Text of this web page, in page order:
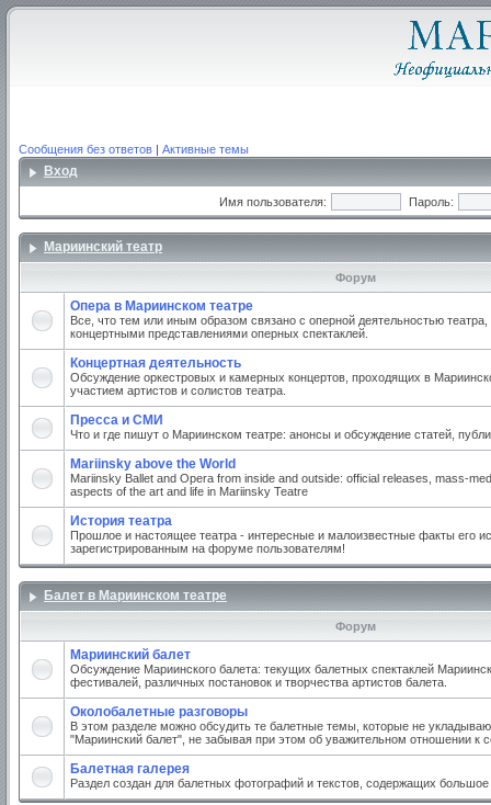
Сообщения без ответов | Активные темы
Вход
Имя пользователя: Пароль:
Мариинский театр
Форум
Опера в Мариинском театре
Все, что тем или иным образом связано с оперной деятельностью
концертными представлениями оперных спектаклей.
Концертная деятельность
Обсуждение оркестровых и камерных концертов, проходящих в
участием артистов и солистов театра.
Пресса и СМИ
Что и где пишут о Мариинском театре: анонсы и обсуждение статей,
Mariinsky above the World
Mariinsky Ballet and Opera from inside and outside: official releases, mass-
aspects of the art and life in Mariinsky Teatre
История театра
Прошлое и настоящее театра - интересные и малоизвестные факты его
зарегистрированным на форуме пользователям!
Балет в Мариинском театре
Форум
Мариинский балет
Обсуждение Мариинского балета: текущих балетных спектаклей
фестивалей, различных постановок и творчества артистов балета.
Околобалетные разговоры
В этом разделе можно обсудить те балетные темы, которые не
"Мариинский балет", не забывая при этом об уважительном отношении к
Балетная галерея
Раздел создан для балетных фотографий и текстов, содержащих